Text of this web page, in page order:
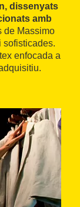
dissenyats
amb
de Massimo
sofisticades.
enfocada a